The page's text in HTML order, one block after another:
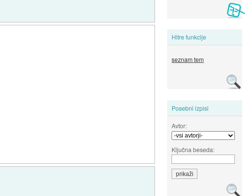
Hitre funkcije
seznam tem
Posebni izpisi
Avtor:
Ključna beseda: